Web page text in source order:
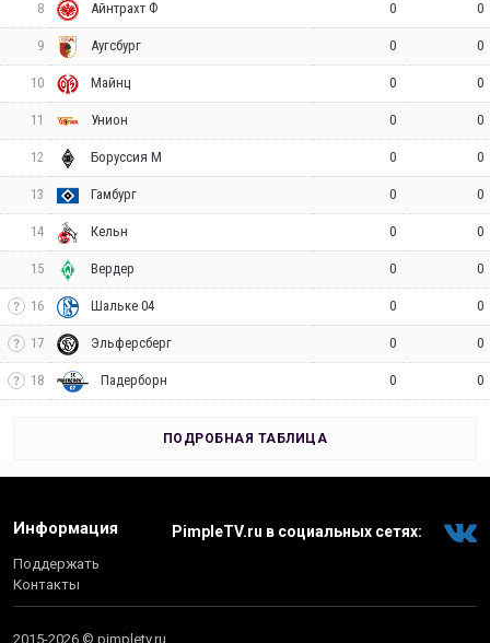
8 Айнтрахт Ф 0 0
9 Аугсбург 0 0
10 Майнц 0 0
11 Унион 0 0
12 Боруссия М 0 0
13 Гамбург 0 0
14 Кельн 0 0
15 Вердер 0 0
16 Шальке 04 0 0
17 Эльферсберг 0 0
18 Падерборн 0 0
ПОДРОБНАЯ ТАБЛИЦА
Информация
Поддержать
Контакты
PimpleTV.ru в социальных сетях:
2015-2026 © pimpletv.ru